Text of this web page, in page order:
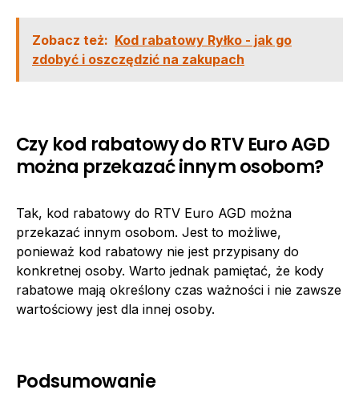
Zobacz też: Kod rabatowy Ryłko - jak go
zdobyć i oszczędzić na zakupach
Czy kod rabatowy do RTV Euro AGD
można przekazać innym osobom?
Tak, kod rabatowy do RTV Euro AGD można
przekazać innym osobom. Jest to możliwe,
ponieważ kod rabatowy nie jest przypisany do
konkretnej osoby. Warto jednak pamiętać, że kody
rabatowe mają określony czas ważności i nie zawsze
wartościowy jest dla innej osoby.
Podsumowanie